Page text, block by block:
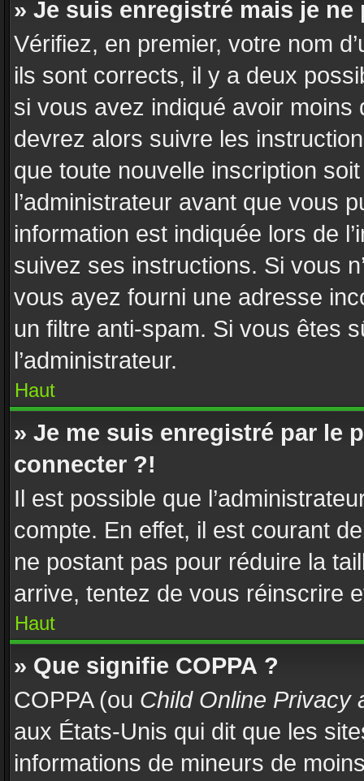
» Je suis enregistré mais je
Vérifiez, en premier, votre nom
ils sont corrects, il y a deux
si vous avez indiqué avoir moins
devrez alors suivre les
que toute nouvelle inscription
l’administrateur avant que vous
information est indiquée lors de
suivez ses instructions. Si vous
vous ayez fourni une adresse
un filtre anti-spam. Si vous êtes
l’administrateur.
Haut
» Je me suis enregistré par le
connecter ?!
Il est possible que
compte. En effet, il est courant
ne postant pas pour réduire la
arrive, tentez de vous réinscrire
Haut
» Que signifie COPPA ?
COPPA (ou Child Online Privacy
aux États-Unis qui dit que les
informations de mineurs de